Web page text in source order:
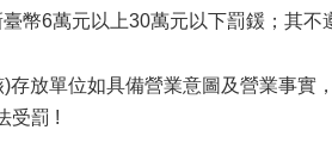
幣6萬元以上30萬元以下罰鍰；其不
放單位如具備營業意圖及營業事實
受罰 !